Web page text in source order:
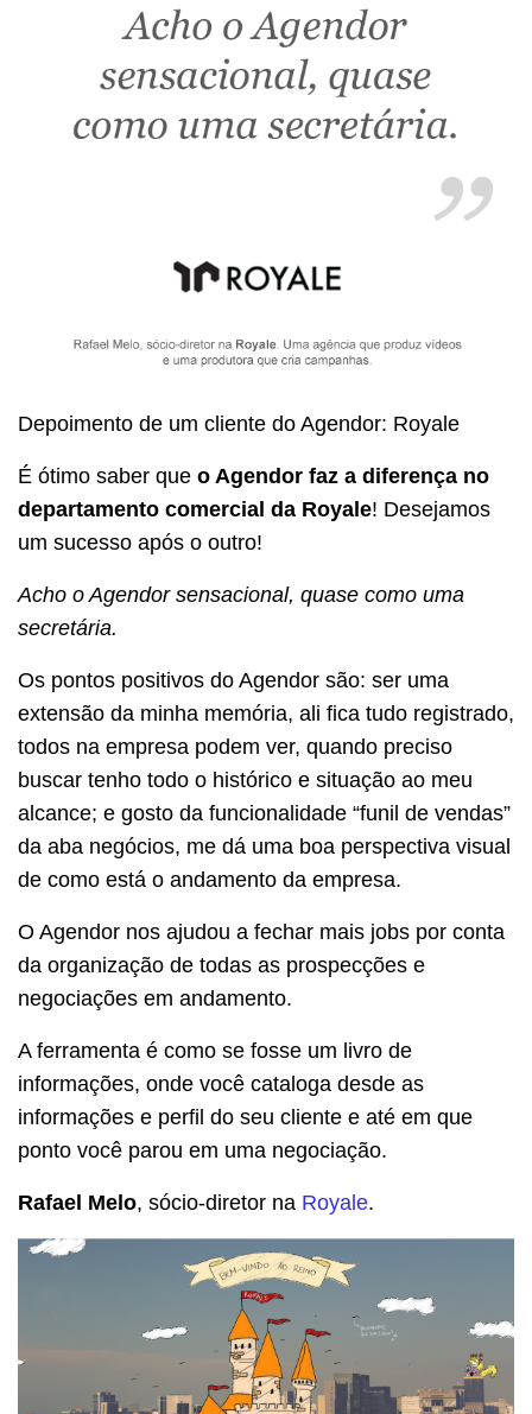
Depoimento de um cliente do Agendor: Royale
É ótimo saber que o Agendor faz a diferença no
departamento comercial da Royale! Desejamos
um sucesso após o outro!
Acho o Agendor sensacional, quase como uma
secretária.
Os pontos positivos do Agendor são: ser uma
extensão da minha memória, ali fica tudo registrado,
todos na empresa podem ver, quando preciso
buscar tenho todo o histórico e situação ao meu
alcance; e gosto da funcionalidade “funil de vendas”
da aba negócios, me dá uma boa perspectiva visual
de como está o andamento da empresa.
O Agendor nos ajudou a fechar mais jobs por conta
da organização de todas as prospecções e
negociações em andamento.
A ferramenta é como se fosse um livro de
informações, onde você cataloga desde as
informações e perfil do seu cliente e até em que
ponto você parou em uma negociação.
Rafael Melo, sócio-diretor na Royale.